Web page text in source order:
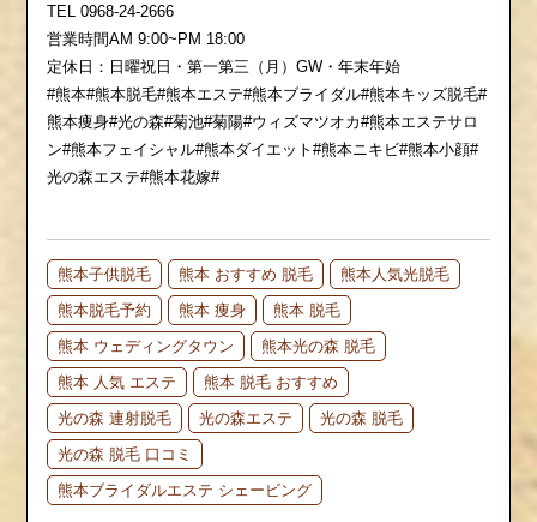
TEL 0968-24-2666
営業時間AM 9:00~PM 18:00
定休日：日曜祝日・第一第三（月）GW・年末年始
#熊本#熊本脱毛#熊本エステ#熊本ブライダル#熊本キッズ脱毛#
熊本痩身#光の森#菊池#菊陽#ウィズマツオカ#熊本エステサロ
ン#熊本フェイシャル#熊本ダイエット#熊本ニキビ#熊本小顔#
光の森エステ#熊本花嫁#
熊本子供脱毛 熊本 おすすめ 脱毛
熊本人気光脱毛
熊本脱毛予約
熊本 痩身
熊本 脱毛
熊本 ウェディングタウン
熊本光の森 脱毛
熊本 人気 エステ
熊本 脱毛 おすすめ
光の森 連射脱毛
光の森エステ
光の森 脱毛
光の森 脱毛 口コミ
熊本ブライダルエステ シェービング